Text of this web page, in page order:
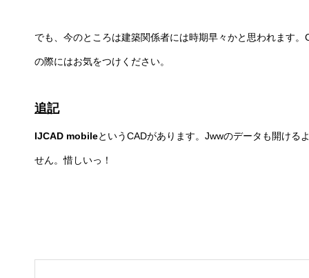
でも、今のところは建築関係者には時期早々かと思われます
の際にはお気をつけください。
追記
IJCAD mobileというCADがあります。Jwwのデータも開ける
せん。惜しいっ！